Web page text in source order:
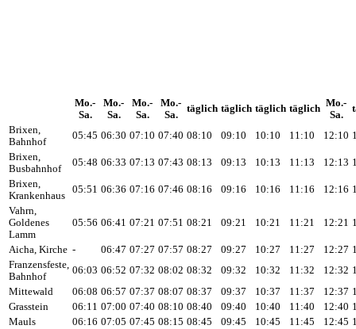
Mo.-
Sa.
Mo.-
Sa.
Mo.-
Sa.
Mo.-
Sa.
täglich täglich täglich täglich Mo.-
Sa.
Brixen,
Bahnhof
05:45 06:30 07:10 07:40 08:10 09:10 10:10 11:10 12:10
Brixen,
Busbahnhof
05:48 06:33 07:13 07:43 08:13 09:13 10:13 11:13 12:13
Brixen,
Krankenhaus
05:51 06:36 07:16 07:46 08:16 09:16 10:16 11:16 12:16
Vahrn,
Goldenes
Lamm
05:56 06:41 07:21 07:51 08:21 09:21 10:21 11:21 12:21
Aicha, Kirche - 06:47 07:27 07:57 08:27 09:27 10:27 11:27 12:27
Franzensfeste,
Bahnhof
06:03 06:52 07:32 08:02 08:32 09:32 10:32 11:32 12:32
Mittewald
06:08 06:57 07:37 08:07 08:37 09:37 10:37 11:37 12:37
Grasstein
06:11 07:00 07:40 08:10 08:40 09:40 10:40 11:40 12:40
Mauls
06:16 07:05 07:45 08:15 08:45 09:45 10:45 11:45 12:45